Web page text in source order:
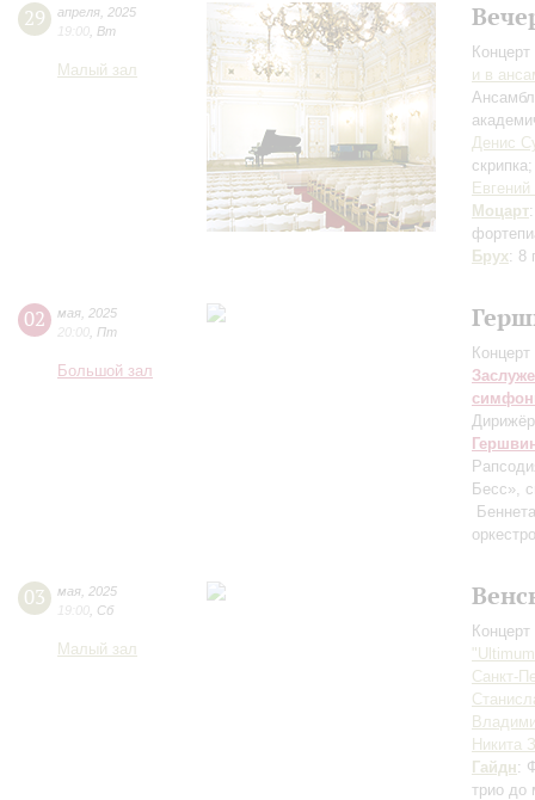
29 апреля 2025
19:00 Вт
Малый зал
и в
Денис
Моцарт
Брух: 8
02 мая 2025
20:00 Пт
Большой зал
Бесс»,
03 мая 2025
19:00 Сб
Малый зал
Санкт-
Никита
Гайдн:
трио до